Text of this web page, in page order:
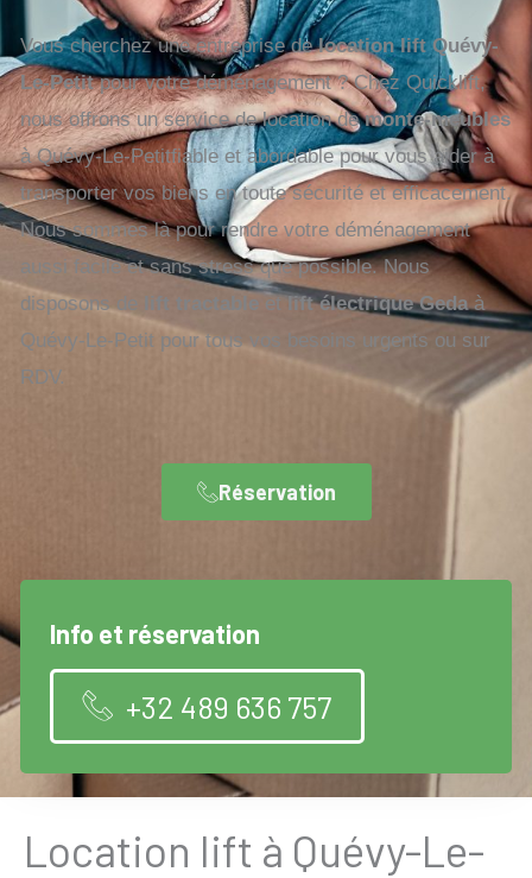
Vous cherchez une entreprise delocation lift Quévy-
Le-Petitpour votre déménagement ? Chez Quicklift,
nous offrons un service de location demonte-meubles
à Quévy-Le-Petitfiable et abordable pour vous aider à
transporter vos biens en toute sécurité et efficacement.
Nous sommes là pour rendre votre déménagement
aussi facile et sans stress que possible. Nous
disposons de lift tractable etlift électrique Gedaà
Quévy-Le-Petit pour tous vos besoins urgents ou sur
RDV.
Réservation
Info et réservation
+32 489 636 757
Location lift à Quévy-Le-